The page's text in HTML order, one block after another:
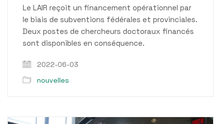
Le LAIR reçoit un financement opérationnel par
le biais de subventions fédérales et provinciales.
Deux postes de chercheurs doctoraux financés
sont disponibles en conséquence.
2022-06-03
nouvelles